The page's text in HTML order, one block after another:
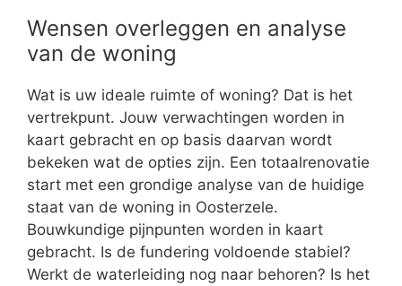
Wensen overleggen en analyse
van de woning
Wat is uw ideale ruimte of woning? Dat is het
vertrekpunt. Jouw verwachtingen worden in
kaart gebracht en op basis daarvan wordt
bekeken wat de opties zijn. Een totaalrenovatie
start met een grondige analyse van de huidige
staat van de woning in Oosterzele.
Bouwkundige pijnpunten worden in kaart
gebracht. Is de fundering voldoende stabiel?
Werkt de waterleiding nog naar behoren? Is het